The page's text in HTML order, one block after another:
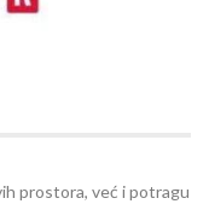
prostora, već i potragu